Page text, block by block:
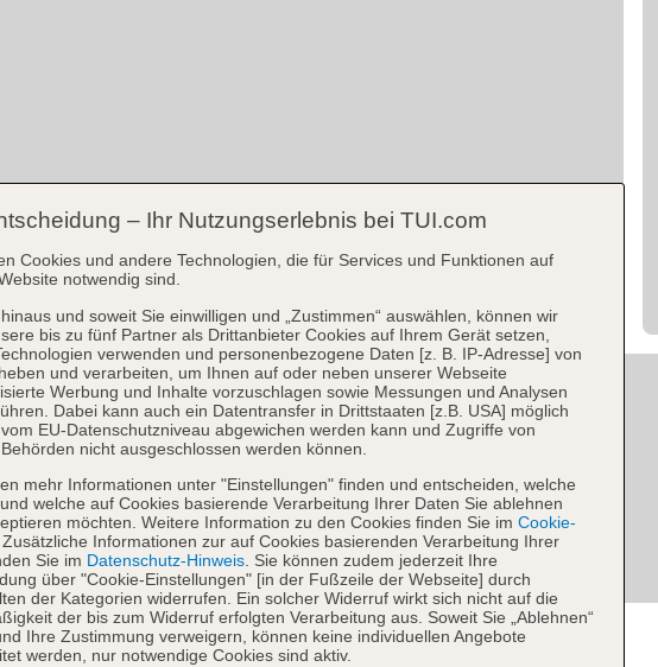
– Ihr Nutzungserlebnis bei TUI.com
Cookies und andere Technologien, die für Services und Funktionen auf
notwendig sind.
und soweit Sie einwilligen und „Zustimmen“ auswählen, können wir
bis zu fünf Partner als Drittanbieter Cookies auf Ihrem Gerät setzen,
verwenden und personenbezogene Daten [z. B. IP-Adresse] von
und verarbeiten, um Ihnen auf oder neben unserer Webseite
Werbung und Inhalte vorzuschlagen sowie Messungen und Analysen
Dabei kann auch ein Datentransfer in Drittstaaten [z.B. USA] möglich
EU-Datenschutzniveau abgewichen werden kann und Zugriffe von
nicht ausgeschlossen werden können.
mehr Informationen unter "Einstellungen" finden und entscheiden, welche
welche auf Cookies basierende Verarbeitung Ihrer Daten Sie ablehnen
möchten. Weitere Information zu den Cookies finden Sie im Cookie-
. Zusätzliche Informationen zur auf Cookies basierenden Verarbeitung Ihrer
Sie im Datenschutz-Hinweis . Sie können zudem jederzeit Ihre
über "Cookie-Einstellungen" [in der Fußzeile der Webseite] durch
der Kategorien widerrufen. Ein solcher Widerruf wirkt sich nicht auf die
der bis zum Widerruf erfolgten Verarbeitung aus. Soweit Sie „Ablehnen“
Ihre Zustimmung verweigern, können keine individuellen Angebote
werden, nur notwendige Cookies sind aktiv.